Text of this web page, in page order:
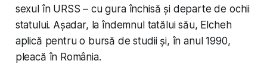
sexul în URSS – cu gura închisă și departe de ochii
statului. Așadar, la îndemnul tatălui său, Elcheh
aplică pentru o bursă de studii și, în anul 1990,
pleacă în România.